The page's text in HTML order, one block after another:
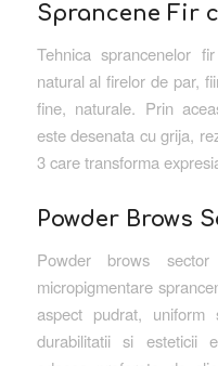
Sprancene Fir
Tehnica sprancenelor
natural al firelor de par,
fine, naturale. Prin
este desenata cu grija,
3 care transforma
Powder Brows
Powder brows
micropigmentare
aspect pudrat,
durabilitatii si esteticii